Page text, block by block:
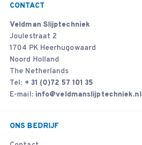
CONTACT
Veldman Slijptechniek
Joulestraat 2
1704 PK Heerhugowaard
Noord Holland
The Netherlands
Tel: + 31 (0)72 57 101 35
E-mail: info@veldmanslijptechniek.nl
ONS BEDRIJF